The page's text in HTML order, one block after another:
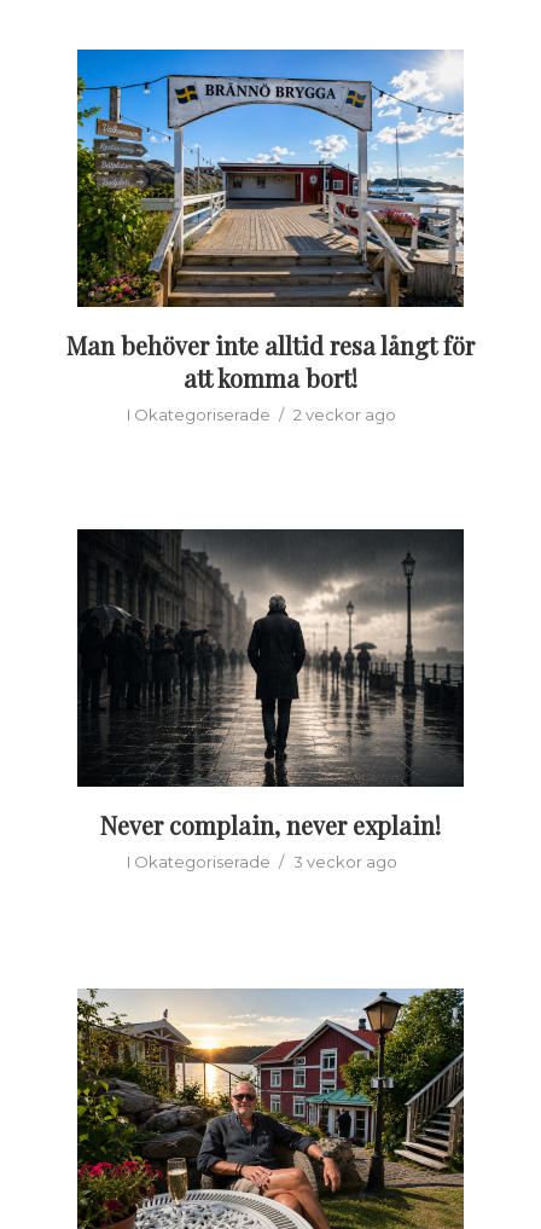
Man behöver inte alltid resa långt för
att komma bort!
I Okategoriserade 2 veckor ago
Never complain, never explain!
I Okategoriserade 3 veckor ago